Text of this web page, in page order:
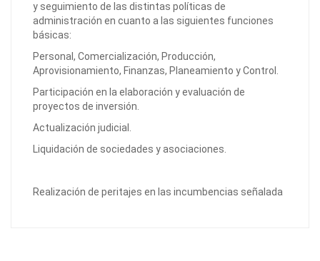
y seguimiento de las distintas políticas de
administración en cuanto a las siguientes funciones
básicas:
Personal, Comercialización, Producción,
Aprovisionamiento, Finanzas, Planeamiento y Control.
Participación en la elaboración y evaluación de
proyectos de inversión.
Actualización judicial.
Liquidación de sociedades y asociaciones.
Realización de peritajes en las incumbencias señalada